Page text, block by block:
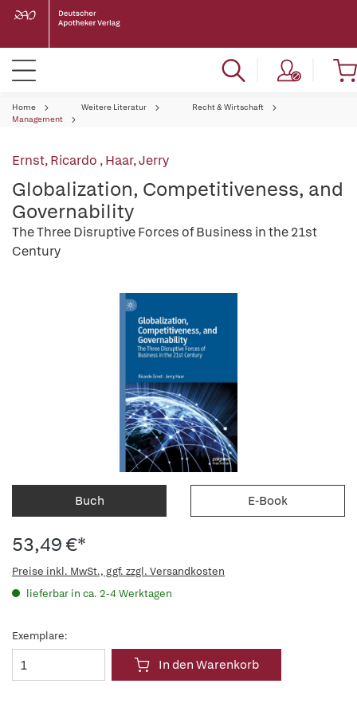
Home Weitere Literatur
Recht & Wirtschaft
Management
Ernst, Ricardo ,Haar, Jerry
Globalization, Competitiveness, and
Governability
The Three Disruptive Forces of Business in the 21st
Century
Buch E-Book
53,49 €*
Preise inkl. MwSt., ggf. zzgl. Versandkosten
lieferbar in ca. 2-4 Werktagen
Exemplare:
In den Warenkorb